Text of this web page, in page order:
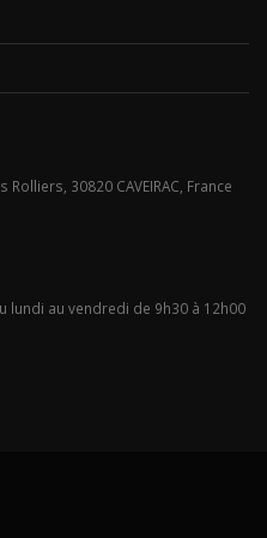
Rolliers, 30820 CAVEIRAC, France
lundi au vendredi de 9h30 à 12h00